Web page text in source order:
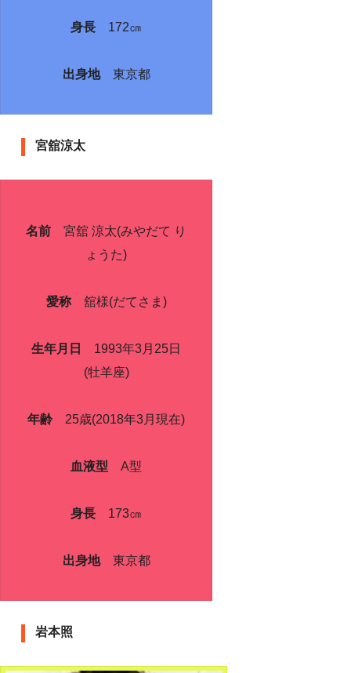
身長 172㎝
出身地 東京都
宮舘涼太
名前 宮舘 涼太(みやだて り
ょうた)
愛称 舘様(だてさま)
生年月日 1993年3月25日
(牡羊座)
年齢 25歳(2018年3月現在)
血液型 A型
身長 173㎝
出身地 東京都
岩本照